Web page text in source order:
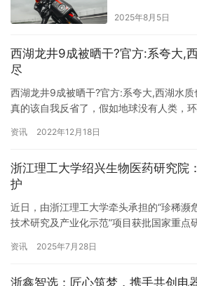
2025年8月5日
西湖龙井9成被晒干?官方:系夸大,
尽
西湖龙井9成被晒干?官方:系夸大,西湖水
真的该自我反省了，假如地球没有人类，
出的暖气废气越多，又会更热，如此循环
影响，只能说先保下日常该吃的口粮，茶
法，基…
资讯 2022年12月18日
浙江理工大学绍兴生物医药研究院
护
近日，由浙江理工大学牵头承担的“珍稀濒
技术研究及产业化示范”项目获批国家重点
中药材发展蓝图。浙江理工大学副校长郭
资讯 2025年7月28日
浙鑫智选：匠心筑梦，携手共创电